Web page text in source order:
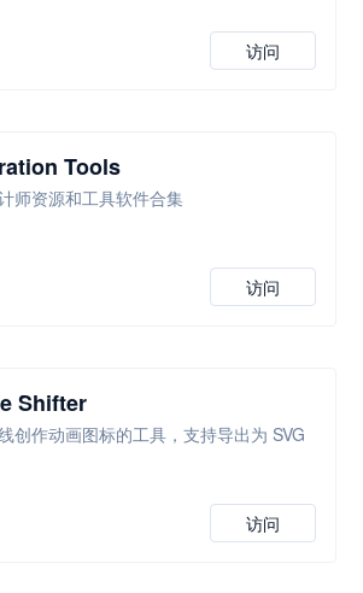
访问
Tools
师资源和工具软件合集
访问
Shifter
创作动画图标的工具，支持导出为 SVG
访问